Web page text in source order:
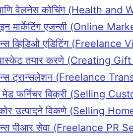
वेलनेस कोचिंग (Health and
मार्केटिंग एजन्सी (Online
व्हिडिओ एडिटिंग (Freelance
तयार करणे (Creating
ट्रान्सलेशन (Freelance
फर्निचर विक्री (Selling
उत्पादने विकणे (Selling
पीआर सेवा (Freelance PR